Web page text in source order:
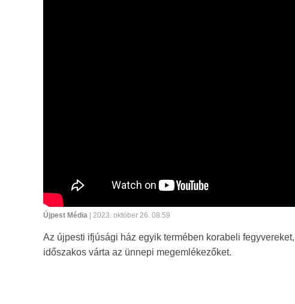
Újpest Média | 2023. október 26. 08:59
Az újpesti ifjúsági ház egyik termében korabeli
időszakos várta az ünnepi megemlékezőket.